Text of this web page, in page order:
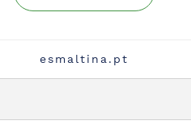
esmaltina.pt